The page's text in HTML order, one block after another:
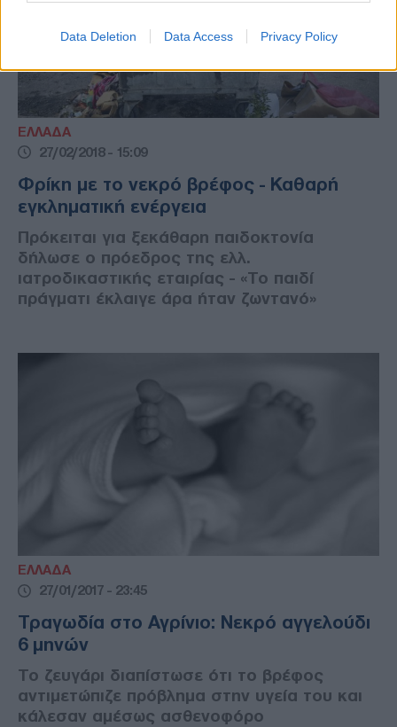
Data Deletion Data Access Privacy Policy
ΕΛΛΑΔΑ
27/02/2018 - 15:09
Φρίκη με το νεκρό βρέφος - Καθαρή
εγκληματική ενέργεια
Πρόκειται για ξεκάθαρη παιδοκτονία
δήλωσε ο πρόεδρος της ελλ.
ιατροδικαστικής εταιρίας - «Το παιδί
πράγματι έκλαιγε άρα ήταν ζωντανό»
ΕΛΛΑΔΑ
27/01/2017 - 23:45
Τραγωδία στο Αγρίνιο: Νεκρό αγγελούδι
6 μηνών
Το ζευγάρι διαπίστωσε ότι το βρέφος
αντιμετώπιζε πρόβλημα στην υγεία του και
κάλεσαν αμέσως ασθενοφόρο